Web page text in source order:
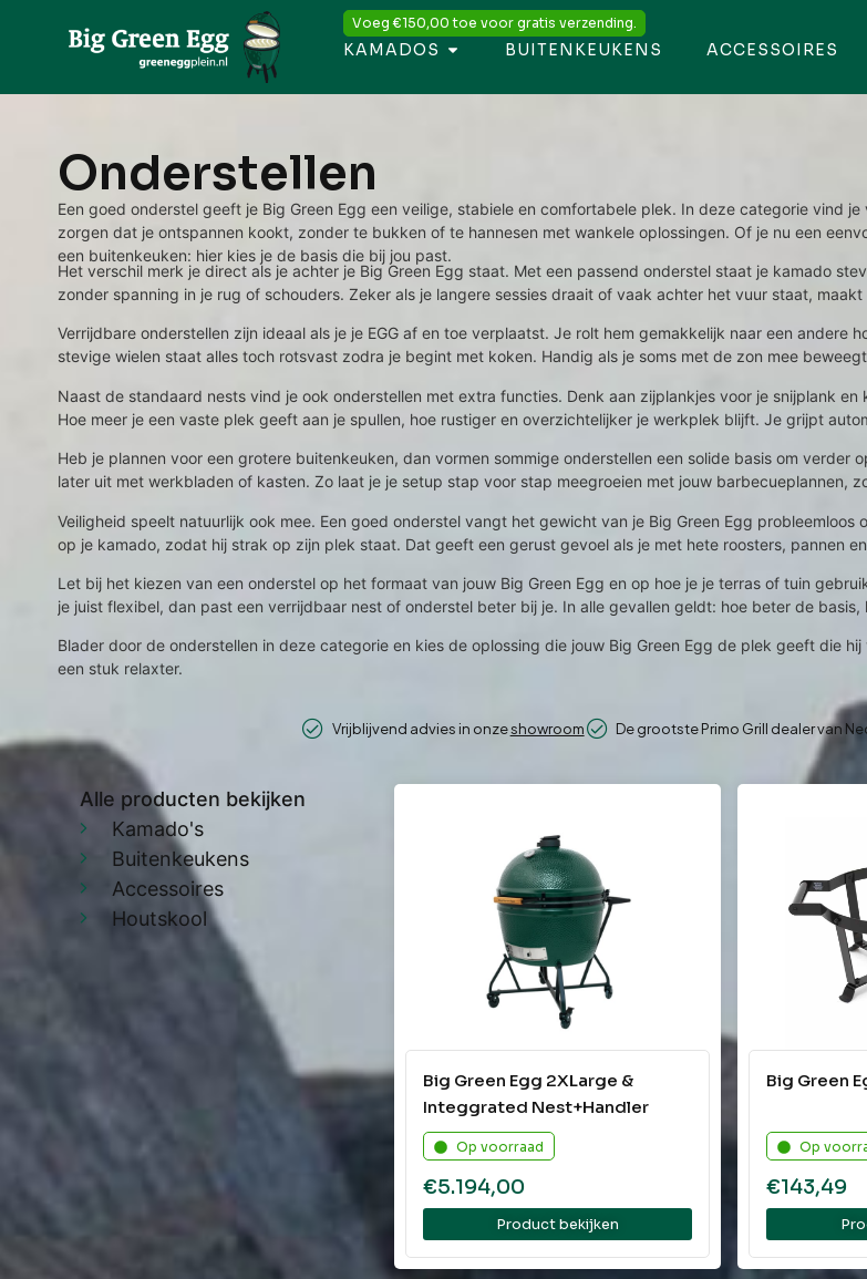
Voeg€150,00 toe voor gratis verzending.
KAMADOS BUITENKEUKENS ACCESSOIRES
Onderstellen
Een goed onderstel geeft je Big Green Egg een veilige, stabiele en comfortabele plek. In deze categorie vind
zorgen dat je ontspannen kookt, zonder te bukken of te hannesen met wankele oplossingen. Of je nu een
een buitenkeuken: hier kies je de basis die bij jou past.
Het verschil merk je direct als je achter je Big Green Egg staat. Met een passend onderstel staat je kamado
zonder spanning in je rug of schouders. Zeker als je langere sessies draait of vaak achter het vuur staat,
Verrijdbare onderstellen zijn ideaal als je je EGG af en toe verplaatst. Je rolt hem gemakkelijk naar een andere
stevige wielen staat alles toch rotsvast zodra je begint met koken. Handig als je soms met de zon mee
Naast de standaard nests vind je ook onderstellen met extra functies. Denk aan zijplankjes voor je snijplank
Hoe meer je een vaste plek geeft aan je spullen, hoe rustiger en overzichtelijker je werkplek blijft. Je grijpt
Heb je plannen voor een grotere buitenkeuken, dan vormen sommige onderstellen een solide basis om
later uit met werkbladen of kasten. Zo laat je je setup stap voor stap meegroeien met jouw barbecueplannen,
Veiligheid speelt natuurlijk ook mee. Een goed onderstel vangt het gewicht van je Big Green Egg
op je kamado, zodat hij strak op zijn plek staat. Dat geeft een gerust gevoel als je met hete roosters, pannen
Let bij het kiezen van een onderstel op het formaat van jouw Big Green Egg en op hoe je je terras of tuin
je juist flexibel, dan past een verrijdbaar nest of onderstel beter bij je. In alle gevallen geldt: hoe beter de
Blader door de onderstellen in deze categorie en kies de oplossing die jouw Big Green Egg de plek geeft die
een stuk relaxter.
Vrijblijvend advies in onzeshowroom De grootste Primo Grill dealer van
Alle producten bekijken
Kamado's
Buitenkeukens
Accessoires
Houtskool
Big Green Egg 2XLarge &
Integgrated Nest+Handler
Op voorraad
€5.194,00
Product bekijken
Big Green
Op
€143,49